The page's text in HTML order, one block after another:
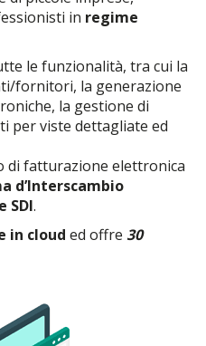
in regime
le funzionalità, tra cui la
fornitori, la generazione
la gestione di
per viste dettagliate ed
di fatturazione elettronica
d’Interscambio
SDI.
in cloud ed offre 30